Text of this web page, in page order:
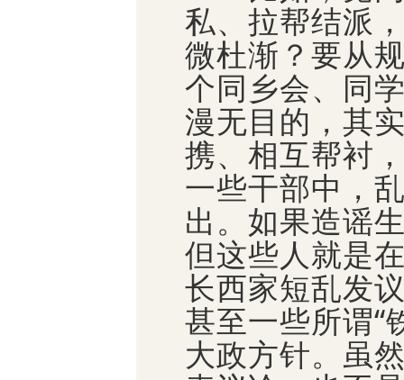
私、拉帮结派
微杜渐？要从
个同乡会、同
漫无目的，其
携、相互帮衬
一些干部中，
出。如果造谣
但这些人就是
长西家短乱发
甚至一些所谓“
大政方针。虽